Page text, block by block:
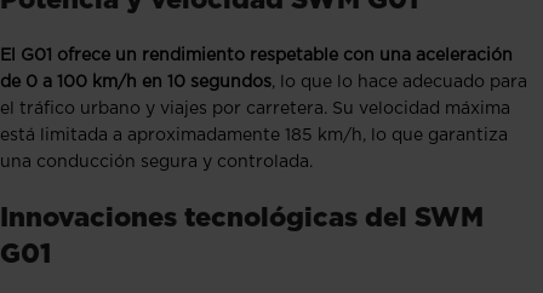
El G01 ofrece un rendimiento respetable con una aceleración
de 0 a 100 km/h en 10 segundos, lo que lo hace adecuado para
el tráfico urbano y viajes por carretera. Su velocidad máxima
está limitada a aproximadamente 185 km/h, lo que garantiza
una conducción segura y controlada.
Innovaciones tecnológicas del SWM
G01